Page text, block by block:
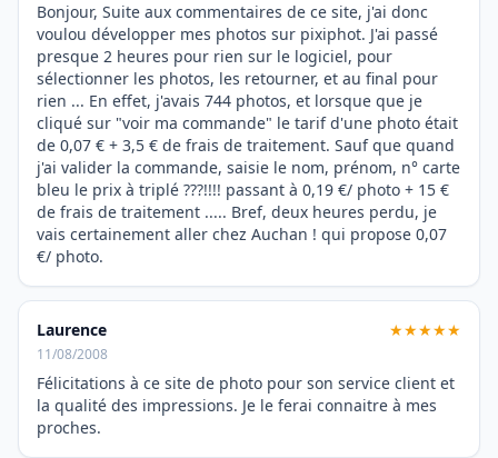
Bonjour, Suite aux commentaires de ce site, j'ai donc
voulou développer mes photos sur pixiphot. J'ai passé
presque 2 heures pour rien sur le logiciel, pour
sélectionner les photos, les retourner, et au final pour
rien ... En effet, j'avais 744 photos, et lorsque que je
cliqué sur "voir ma commande" le tarif d'une photo était
de 0,07 € + 3,5 € de frais de traitement. Sauf que quand
j'ai valider la commande, saisie le nom, prénom, n° carte
bleu le prix à triplé ???!!!! passant à 0,19 €/ photo + 15 €
de frais de traitement ..... Bref, deux heures perdu, je
vais certainement aller chez Auchan ! qui propose 0,07
€/ photo.
Laurence ★★★★★
11/08/2008
Félicitations à ce site de photo pour son service client et
la qualité des impressions. Je le ferai connaitre à mes
proches.